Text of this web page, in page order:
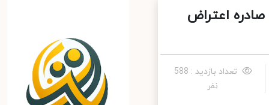
اعتراض
تعداد بازدید : 588
نفر